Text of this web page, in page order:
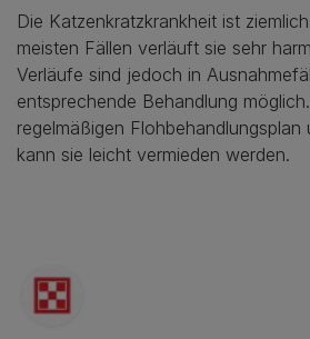
Die Katzenkratzkrankheit ist
meisten Fällen verläuft sie sehr
Verläufe sind jedoch in
entsprechende Behandlung
regelmäßigen
kann sie leicht vermieden werden.